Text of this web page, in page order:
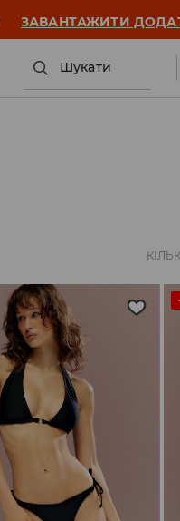
ЗАВАНТАЖИТИ
Шукати